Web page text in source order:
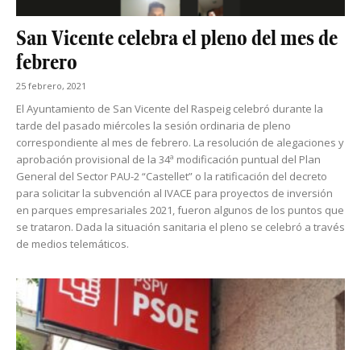
San Vicente celebra el pleno del mes de
febrero
25 febrero, 2021
El Ayuntamiento de San Vicente del Raspeig celebró durante la
tarde del pasado miércoles la sesión ordinaria de pleno
correspondiente al mes de febrero. La resolución de alegaciones y
aprobación provisional de la 34ª modificación puntual del Plan
General del Sector PAU-2 “Castellet” o la ratificación del decreto
para solicitar la subvención al IVACE para proyectos de inversión
en parques empresariales 2021, fueron algunos de los puntos que
se trataron. Dada la situación sanitaria el pleno se celebró a través
de medios telemáticos.